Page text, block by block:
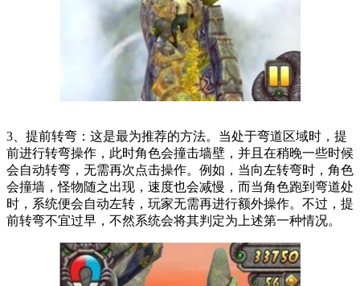
3、提前转弯：这是最为推荐的方法。当处于弯道区域时，提
前进行转弯操作，此时角色会撞击墙壁，并且在稍晚一些时候
会自动转弯，无需再次点击操作。例如，当向左转弯时，角色
会撞墙，怪物随之出现，速度也会减慢，而当角色跑到弯道处
时，系统便会自动左转，玩家无需再进行额外操作。不过，提
前转弯不宜过早，不然系统会将其判定为上述第一种情况。